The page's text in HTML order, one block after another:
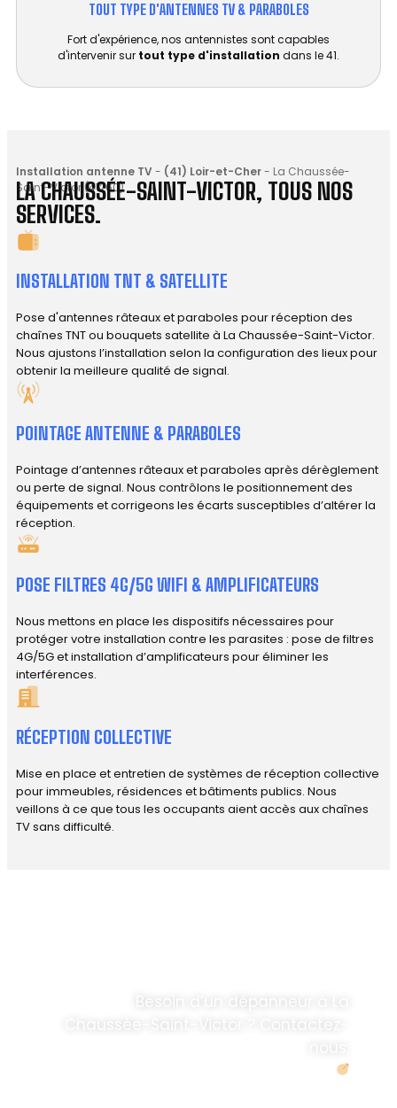
TOUT TYPE D'ANTENNES TV & PARABOLES
Fort d'expérience, nos antennistes sont capables
d'intervenir sur tout type d'installation dans le 41.
Installation antenne TV- (41) Loir-et-Cher- La Chaussée-
Saint-Victor (41260)
LA CHAUSSÉE-SAINT-VICTOR, TOUS NOS
SERVICES.
INSTALLATION TNT & SATELLITE
Pose d'antennes râteaux et paraboles pour réception des
chaînes TNT ou bouquets satellite à La Chaussée-Saint-Victor.
Nous ajustons l’installation selon la configuration des lieux pour
obtenir la meilleure qualité de signal.
POINTAGE ANTENNE & PARABOLES
Pointage d’antennes râteaux et paraboles après dérèglement
ou perte de signal. Nous contrôlons le positionnement des
équipements et corrigeons les écarts susceptibles d’altérer la
réception.
POSE FILTRES 4G/5G WIFI & AMPLIFICATEURS
Nous mettons en place les dispositifs nécessaires pour
protéger votre installation contre les parasites : pose de filtres
4G/5G et installation d’amplificateurs pour éliminer les
interférences.
RÉCEPTION COLLECTIVE
Mise en place et entretien de systèmes de réception collective
pour immeubles, résidences et bâtiments publics. Nous
veillons à ce que tous les occupants aient accès aux chaînes
TV sans difficulté.
Besoin d’un dépanneur à La